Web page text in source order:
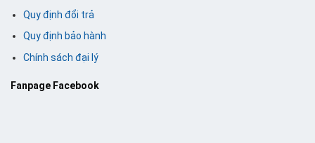
Quy định đổi trả
Quy định bảo hành
Chính sách đại lý
Fanpage Facebook